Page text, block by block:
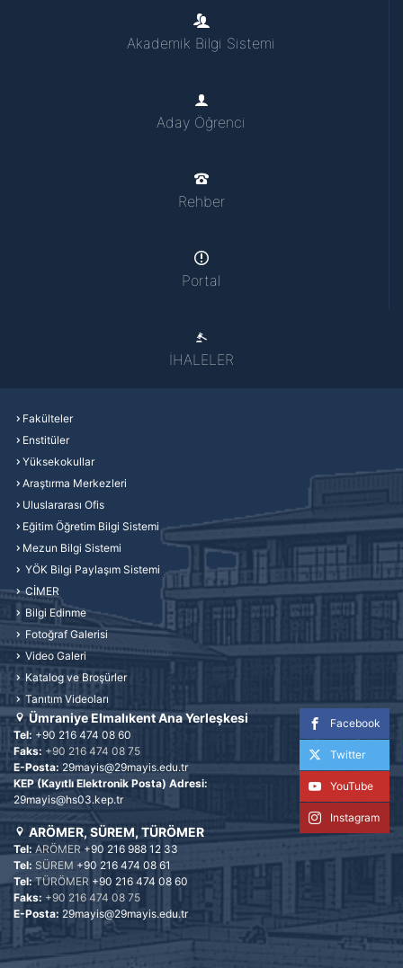
Akademik Bilgi Sistemi
Aday Öğrenci
Rehber
Portal
İHALELER
Fakülteler
Enstitüler
Yüksekokullar
Araştırma Merkezleri
Uluslararası Ofis
Eğitim Öğretim Bilgi Sistemi
Mezun Bilgi Sistemi
YÖK Bilgi Paylaşım Sistemi
CİMER
Bilgi Edinme
Fotoğraf Galerisi
Video Galeri
Katalog ve Broşürler
Tanıtım Videoları
Facebook
Twitter
YouTube
Instagram
Ümraniye Elmalıkent Ana Yerleşkesi
Tel: +90 216 474 08 60
Faks: +90 216 474 08 75
E-Posta: 29mayis@29mayis.edu.tr
KEP (Kayıtlı Elektronik Posta) Adresi:
29mayis@hs03.kep.tr
ARÖMER, SÜREM, TÜRÖMER
Tel: ARÖMER+90 216 988 12 33
Tel: SÜREM +90 216 474 08 61
Tel:TÜRÖMER +90 216 474 08 60
Faks: +90 216 474 08 75
E-Posta: 29mayis@29mayis.edu.tr